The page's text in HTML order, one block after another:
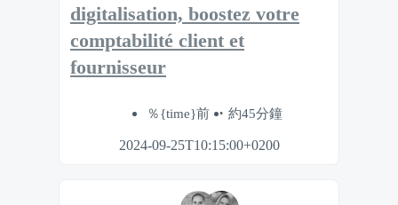
digitalisation, boostez votre
comptabilité client et
fournisseur
％{time}前 約45分鐘
2024-09-25T10:15:00+0200